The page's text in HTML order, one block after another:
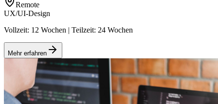
Remote
UX/UI-Design
Vollzeit: 12 Wochen | Teilzeit: 24 Wochen
Mehr erfahren